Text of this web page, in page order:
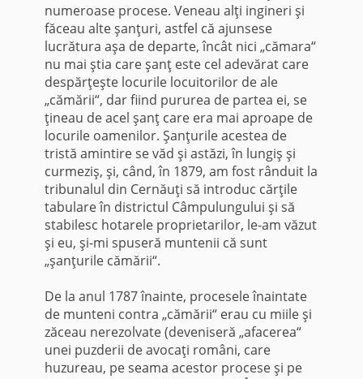
numeroase procese. Veneau alţi ingineri şi
făceau alte şanţuri, astfel că ajunsese
lucrătura aşa de departe, încât nici „cămara“
nu mai ştia care şanţ este cel adevărat care
despărţeşte locurile locuitorilor de ale
„cămării“, dar fiind pururea de partea ei, se
ţineau de acel şanţ care era mai aproape de
locurile oamenilor. Şanţurile acestea de
tristă amintire se văd şi astăzi, în lungiş şi
curmeziş, şi, când, în 1879, am fost rânduit la
tribunalul din Cernăuţi să introduc cărţile
tabulare în districtul Câmpulungului şi să
stabilesc hotarele proprietarilor, le-am văzut
şi eu, şi-mi spuseră muntenii că sunt
„şanţurile cămării“.
De la anul 1787 înainte, procesele înaintate
de munteni contra „cămării“ erau cu miile şi
zăceau nerezolvate (deveniseră „afacerea“
unei puzderii de avocaţi români, care
huzureau, pe seama acestor procese şi pe